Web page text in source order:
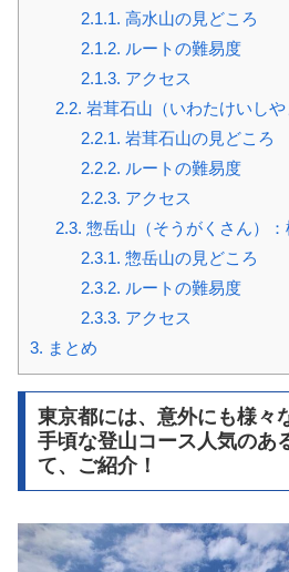
2.1.1. 高水山の見どころ
2.1.2. ルートの難易度
2.1.3. アクセス
2.2. 岩茸石山（いわたけいし
2.2.1. 岩茸石山の見どころ
2.2.2. ルートの難易度
2.2.3. アクセス
2.3. 惣岳山（そうがくさん）：
2.3.1. 惣岳山の見どころ
2.3.2. ルートの難易度
2.3.3. アクセス
3. まとめ
東京都には、意外にも様々
手頃な登山コース人気のあ
て、ご紹介！